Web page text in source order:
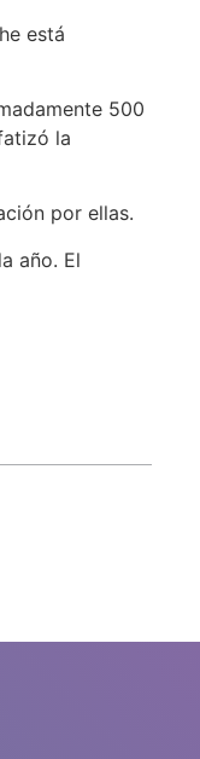
está
500
la
por ellas.
año. El